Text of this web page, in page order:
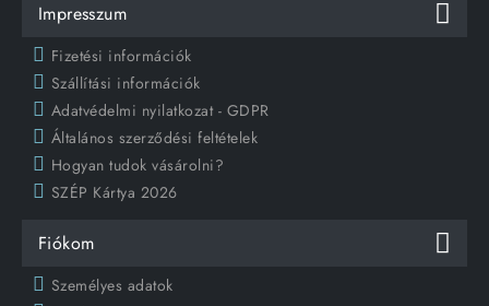
Impresszum
Fizetési információk
Szállítási információk
Adatvédelmi nyilatkozat - GDPR
Általános szerződési feltételek
Hogyan tudok vásárolni?
SZÉP Kártya 2026
Fiókom
Személyes adatok